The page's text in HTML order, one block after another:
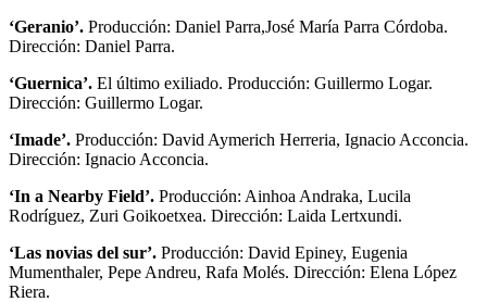
‘Geranio’. Producción: Daniel Parra,José María Parra Córdoba.
Dirección: Daniel Parra.
‘Guernica’. El último exiliado. Producción: Guillermo Logar.
Dirección: Guillermo Logar.
‘Imade’. Producción: David Aymerich Herreria, Ignacio Acconcia.
Dirección: Ignacio Acconcia.
‘In a Nearby Field’. Producción: Ainhoa Andraka, Lucila
Rodríguez, Zuri Goikoetxea. Dirección: Laida Lertxundi.
‘Las novias del sur’. Producción: David Epiney, Eugenia
Mumenthaler, Pepe Andreu, Rafa Molés. Dirección: Elena López
Riera.